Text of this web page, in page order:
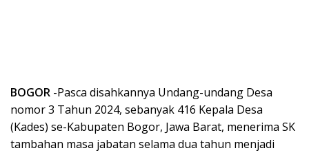
BOGOR -Pasca disahkannya Undang-undang Desa
nomor 3 Tahun 2024, sebanyak 416 Kepala Desa
(Kades) se-Kabupaten Bogor, Jawa Barat, menerima SK
tambahan masa jabatan selama dua tahun menjadi